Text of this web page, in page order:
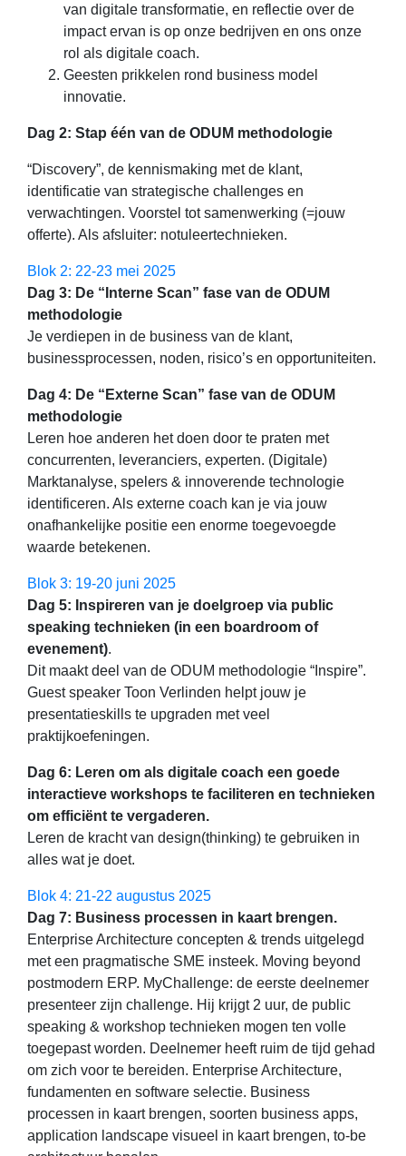
van digitale transformatie, en reflectie over de
impact ervan is op onze bedrijven en ons onze
rol als digitale coach.
Geesten prikkelen rond business model
innovatie.
Dag 2: Stap één van de ODUM methodologie
“Discovery”, de kennismaking met de klant,
identificatie van strategische challenges en
verwachtingen. Voorstel tot samenwerking (=jouw
offerte). Als afsluiter: notuleertechnieken.
Blok 2: 22-23 mei 2025
Dag 3: De “Interne Scan” fase van de ODUM
methodologie
Je verdiepen in de business van de klant,
businessprocessen, noden, risico’s en opportuniteiten.
​Dag 4: De “Externe Scan” fase van de ODUM
methodologie
Leren hoe anderen het doen door te praten met
concurrenten, leveranciers, experten. (Digitale)
Marktanalyse, spelers & innoverende technologie
identificeren. Als externe coach kan je via jouw
onafhankelijke positie een enorme toegevoegde
waarde betekenen.
Blok 3: 19-20 juni 2025
Dag 5: Inspireren van je doelgroep via public
speaking technieken (in een boardroom of
evenement).
Dit maakt deel van de ODUM methodologie “Inspire”.
Guest speaker Toon Verlinden helpt jouw je
presentatieskills te upgraden met veel
praktijkoefeningen.
Dag 6: Leren om als digitale coach een goede
interactieve workshops te faciliteren en technieken
om efficiënt te vergaderen.
Leren de kracht van design(thinking) te gebruiken in
alles wat je doet.
Blok 4: 21-22 augustus 2025
Dag 7: Business processen in kaart brengen.
Enterprise Architecture concepten & trends uitgelegd
met een pragmatische SME insteek. Moving beyond
postmodern ERP. MyChallenge: de eerste deelnemer
presenteer zijn challenge. Hij krijgt 2 uur, de public
speaking & workshop technieken mogen ten volle
toegepast worden. Deelnemer heeft ruim de tijd gehad
om zich voor te bereiden. Enterprise Architecture,
fundamenten en software selectie. Business
processen in kaart brengen, soorten business apps,
application landscape visueel in kaart brengen, to-be